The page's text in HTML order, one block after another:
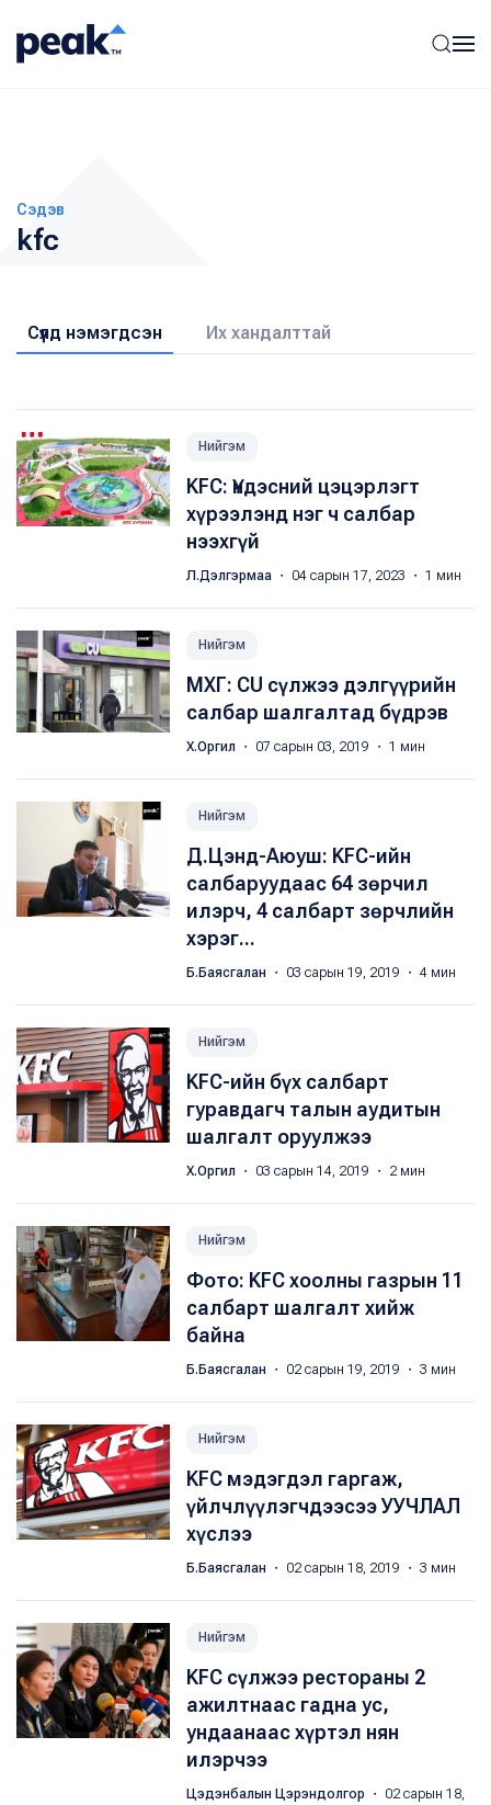
Сэдэв
kfc
Сүүлд нэмэгдсэн Их хандалттай
Нийгэм
KFC: Үндэсний цэцэрлэгт
хүрээлэнд нэг ч салбар
нээхгүй
Л.Дэлгэрмаа ・ 04 сарын 17, 2023 ・ 1 мин
Нийгэм
МХГ: CU сүлжээ дэлгүүрийн
салбар шалгалтад бүдрэв
Х.Оргил ・ 07 сарын 03, 2019 ・ 1 мин
Нийгэм
Д.Цэнд-Аюуш: KFC-ийн
салбаруудаас 64 зөрчил
илэрч, 4 салбарт зөрчлийн
хэрэг...
Б.Баясгалан ・ 03 сарын 19, 2019 ・ 4 мин
Нийгэм
KFC-ийн бүх салбарт
гуравдагч талын аудитын
шалгалт оруулжээ
Х.Оргил ・ 03 сарын 14, 2019 ・ 2 мин
Нийгэм
Фото: KFC хоолны газрын 11
салбарт шалгалт хийж
байна
Б.Баясгалан ・ 02 сарын 19, 2019 ・ 3 мин
Нийгэм
KFC мэдэгдэл гаргаж,
үйлчлүүлэгчдээсээ УУЧЛАЛ
хүслээ
Б.Баясгалан ・ 02 сарын 18, 2019 ・ 3 мин
Нийгэм
KFC сүлжээ рестораны 2
ажилтнаас гадна ус,
ундаанаас хүртэл нян
илэрчээ
Цэдэнбалын Цэрэндолгор
・ 02 сарын 18,